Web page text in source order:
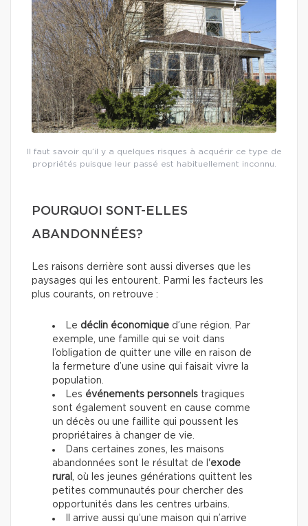
Il faut savoir qu’il y a quelques risques à acquérir ce type de
propriétés puisque leur passé est habituellement inconnu.
POURQUOI SONT-ELLES
ABANDONNÉES?
Les raisons derrière sont aussi diverses que les
paysages qui les entourent. Parmi les facteurs les
plus courants, on retrouve :
Le déclin économique d’une région. Par
exemple, une famille qui se voit dans
l’obligation de quitter une ville en raison de
la fermeture d’une usine qui faisait vivre la
population.
Les événements personnels tragiques
sont également souvent en cause comme
un décès ou une faillite qui poussent les
propriétaires à changer de vie.
Dans certaines zones, les maisons
abandonnées sont le résultat de l'exode
rural
, où les jeunes générations quittent les
petites communautés pour chercher des
opportunités dans les centres urbains.
Il arrive aussi qu’une maison qui n’arrive